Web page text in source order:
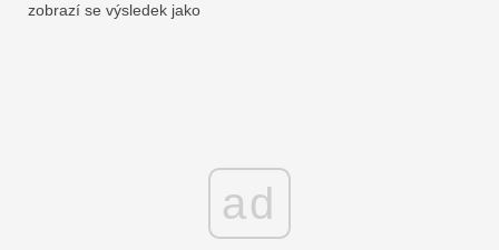
zobrazí se výsledek jako
ad